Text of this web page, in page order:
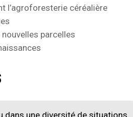
l’agroforesterie céréalière
parcelles
dans une diversité de situations